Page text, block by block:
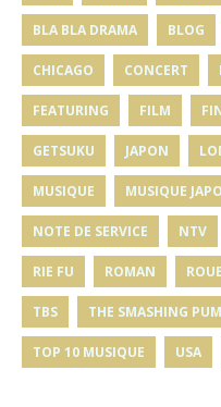
BLA BLA DRAMA BLOG
CHICAGO CONCERT
FEATURING FILM
GETSUKU JAPON
MUSIQUE MUSIQUE
NOTE DE SERVICE NTV
RIE FU ROMAN
TBS THE SMASHING
TOP 10 MUSIQUE USA